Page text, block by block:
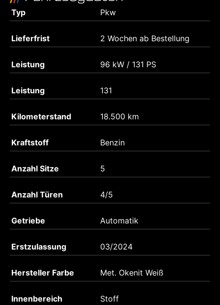
Typ Pkw
Lieferfrist 2 Wochen ab Bestellung
Leistung 96 kW / 131 PS
Leistung 131
Kilometerstand 18.500 km
Kraftstoff Benzin
Anzahl Sitze 5
Anzahl Türen 4/5
Getriebe Automatik
Erstzulassung 03/2024
Hersteller Farbe Met. Okenit Weiß
Innenbereich Stoff